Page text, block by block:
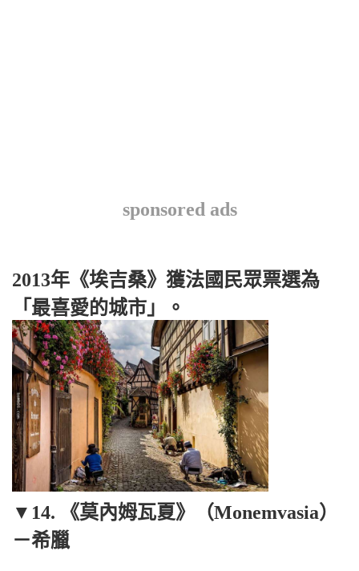
sponsored ads
2013年《埃吉桑》獲法國民眾票選為
「最喜愛的城市」。
▼14. 《莫內姆瓦夏》（Monemvasia）
－希臘